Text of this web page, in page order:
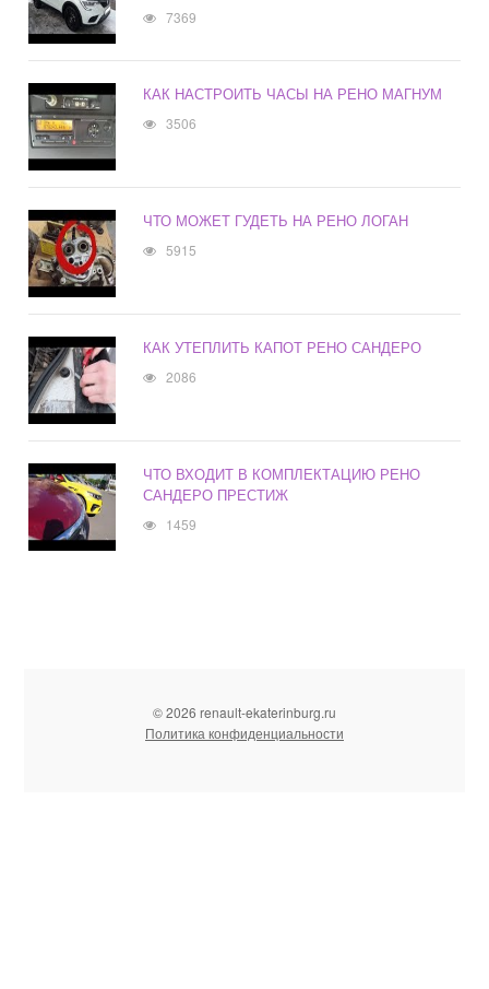
7369
КАК НАСТРОИТЬ ЧАСЫ НА РЕНО МАГНУМ
3506
ЧТО МОЖЕТ ГУДЕТЬ НА РЕНО ЛОГАН
5915
КАК УТЕПЛИТЬ КАПОТ РЕНО САНДЕРО
2086
ЧТО ВХОДИТ В КОМПЛЕКТАЦИЮ РЕНО
САНДЕРО ПРЕСТИЖ
1459
© 2026 renault-ekaterinburg.ru
Политика конфиденциальности